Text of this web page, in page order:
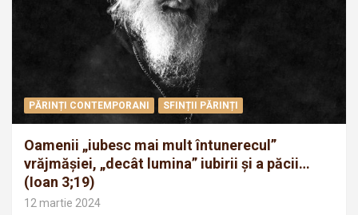
PĂRINȚI CONTEMPORANI SFINȚII PĂRINȚI
Oamenii „iubesc mai mult întunerecul”
vrăjmăşiei, „decât lumina” iubirii şi a păcii…
(Ioan 3;19)
12 martie 2024